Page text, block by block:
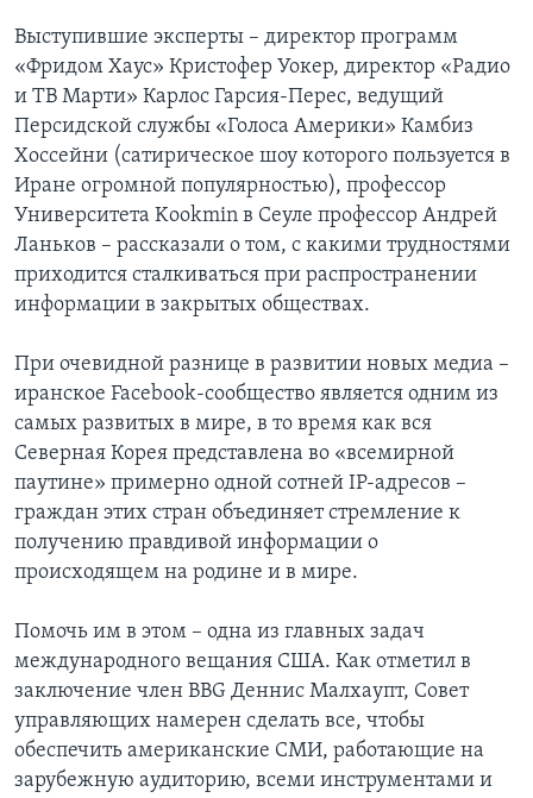
Выступившие эксперты – директор программ
«Фридом Хаус» Кристофер Уокер, директор «Радио
и ТВ Марти» Карлос Гарсия-Перес, ведущий
Персидской службы «Голоса Америки» Камбиз
Хоссейни (сатирическое шоу которого пользуется в
Иране огромной популярностью), профессор
Университета Kookmin в Сеуле профессор Андрей
Ланьков – рассказали о том, с какими трудностями
приходится сталкиваться при распространении
информации в закрытых обществах.
При очевидной разнице в развитии новых медиа –
иранское Facebook-сообщество является одним из
самых развитых в мире, в то время как вся
Северная Корея представлена во «всемирной
паутине» примерно одной сотней IP-адресов –
граждан этих стран объединяет стремление к
получению правдивой информации о
происходящем на родине и в мире.
Помочь им в этом – одна из главных задач
международного вещания США. Как отметил в
заключение член BBG Деннис Малхаупт, Совет
управляющих намерен сделать все, чтобы
обеспечить американские СМИ, работающие на
зарубежную аудиторию, всеми инструментами и